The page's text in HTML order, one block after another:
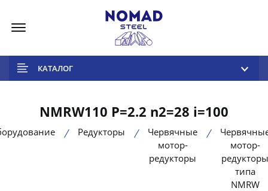
КАТАЛОГ
NMRW110 P=2.2 n2=28 i=100
Редукторы
Червячные
мотор-
редукторы
мотор-
редукторы
типа
NMRW